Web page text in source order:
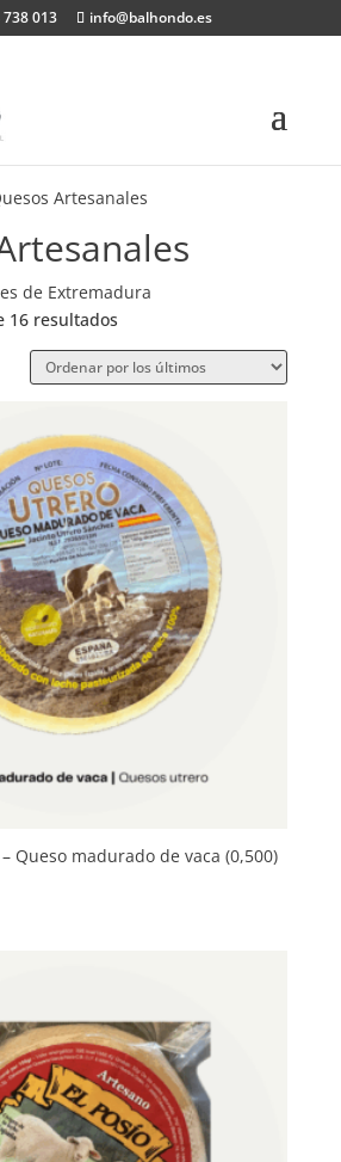
013 info@balhondo.es
Artesanales
de Extremadura
16 resultadosOrdenado
por
los
– Queso madurado de vaca (0,500)